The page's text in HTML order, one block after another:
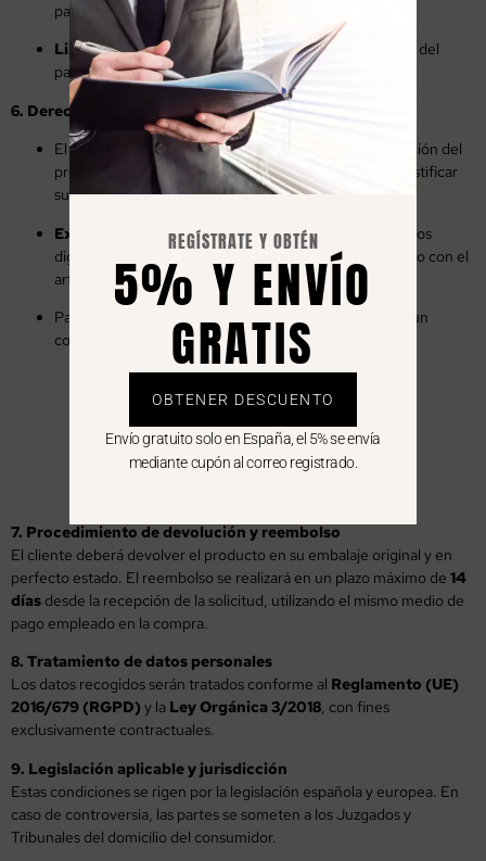
para envíos dentro de España.
Libros digitales: Acceso inmediato tras confirmación del
pago.
6. Derecho de desistimiento (art. 102-108 TRLGDCU)
El comprador tiene14 días naturales
desde la recepción del
producto para desistir del contrato sin necesidad de justificar
su decisión.
Exclusión:
El derecho de desistimiento no aplica a libros
digitales si el usuario ha iniciado la descarga, de acuerdo con el
artículo 103.m) del TRLGDCU.
Para ejercer el desistimiento, el cliente deberá enviar un
correo a
europa@palestraeditores.com
Nombre completo
Producto y motivo (opcional)
7. Procedimiento de devolución y reembolso
El cliente deberá devolver el producto en su embalaje original y en
perfecto estado. El reembolso se realizará en un plazo máximo de 14
días desde la recepción de la solicitud, utilizando el mismo medio de
pago empleado en la compra.
8. Tratamiento de datos personales
Los datos recogidos serán tratados conforme al Reglamento (UE)
2016/679 (RGPD) y la Ley Orgánica 3/2018, con fines
exclusivamente contractuales.
9. Legislación aplicable y jurisdicción
Estas condiciones se rigen por la legislación española y europea. En
caso de controversia, las partes se someten a los Juzgados y
Tribunales del domicilio del consumidor.
REGÍSTRATE Y OBTÉN
5% Y ENVÍO
GRATIS
OBTENER DESCUENTO
Envío gratuito solo en España, el 5% se envía
mediante cupón al correo registrado.